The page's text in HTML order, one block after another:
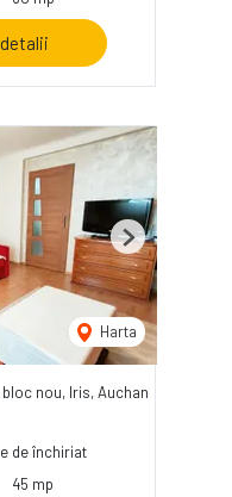
Harta
Next
nou, Iris, Auchan
de închiriat
45 mp